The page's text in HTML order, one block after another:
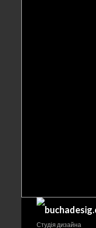
Поиск
Студія дизайна